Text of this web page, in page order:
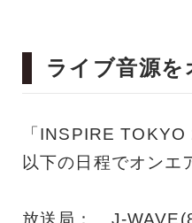
ライブ音源を
「INSPIRE TOKYO
以下の日程でオンエ
放送局： J-